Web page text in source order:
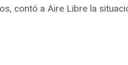
contó a Aire Libre la